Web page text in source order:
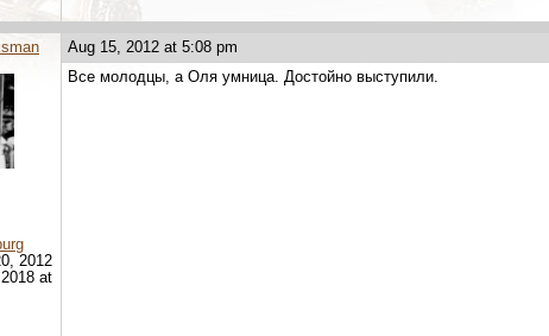
Aug 15, 2012 at 5:08 pm
Все молодцы, а Оля умница. Достойно выступили.
2012
at